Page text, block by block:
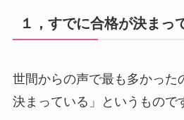
１，すでに合格が決まっ
世間からの声で最も多かった
決まっている」というもので